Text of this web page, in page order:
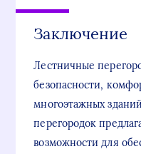
Заключение
Лестничные
безопасности,
многоэтажных
перегородок
возможности для